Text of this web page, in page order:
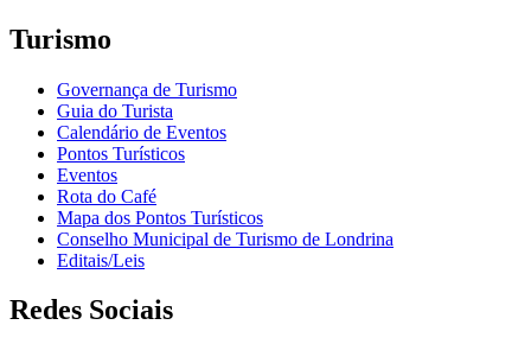
Turismo
Governança de Turismo
Guia do Turista
Calendário de Eventos
Pontos Turísticos
Eventos
Rota do Café
Mapa dos Pontos Turísticos
Conselho Municipal de Turismo de Londrina
Editais/Leis
Redes Sociais